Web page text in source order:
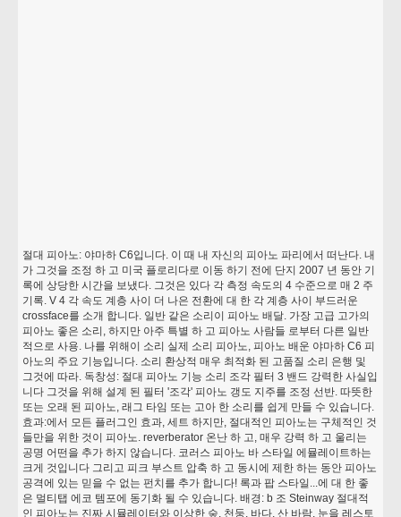
절대 피아노: 야마하 C6입니다. 이 때 내 자신의 피아노 파리에서 떠난다. 내
가 그것을 조정 하 고 미국 플로리다로 이동 하기 전에 단지 2007 년 동안 기
록에 상당한 시간을 보냈다. 그것은 있다 각 측정 속도의 4 수준으로 매 2 주
기록. V 4 각 속도 계층 사이 더 나은 전환에 대 한 각 계층 사이 부드러운
crossface를 소개 합니다. 일반 같은 소리이 피아노 배달. 가장 고급 고가의
피아노 좋은 소리, 하지만 아주 특별 하 고 피아노 사람들 로부터 다른 일반
적으로 사용. 나를 위해이 소리 실제 소리 피아노, 피아노 배운 야마하 C6 피
아노의 주요 기능입니다. 소리 환상적 매우 최적화 된 고품질 소리 은행 및
그것에 따라. 독창성: 절대 피아노 기능 소리 조각 필터 3 밴드 강력한 사실입
니다 그것을 위해 설계 된 필터 '조각' 피아노 갱도 지주를 조정 선반. 따뜻한
또는 오래 된 피아노, 래그 타임 또는 고아 한 소리를 쉽게 만들 수 있습니다.
효과:에서 모든 플러그인 효과, 세트 하지만, 절대적인 피아노는 구체적인 것
들만을 위한 것이 피아노. reverberator 온난 하 고, 매우 강력 하 고 울리는
공명 어떤을 추가 하지 않습니다. 코러스 피아노 바 스타일 에뮬레이트하는
크게 것입니다 그리고 피크 부스트 압축 하 고 동시에 제한 하는 동안 피아노
공격에 있는 믿을 수 없는 펀치를 추가 합니다! 록과 팝 스타일...에 대 한 좋
은 멀티탭 에코 템포에 동기화 될 수 있습니다. 배경: b 조 Steinway 절대적
인 피아노는 진짜 시뮬레이터와 이상한 숲, 천둥, 바다, 산 바람, 눈을 레스토